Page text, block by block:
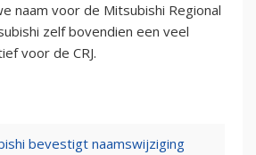
naam voor de Mitsubishi Regional
zelf bovendien een veel
voor de CRJ.
bevestigt naamswijziging